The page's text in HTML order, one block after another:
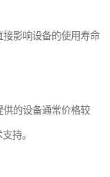
影响设备的使用寿命
的设备通常价格较
持。